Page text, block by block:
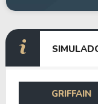
GRIFFAIN